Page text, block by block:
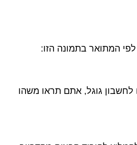
המתואר בתמונה הזו:
גוגל, אתם תראו משהו